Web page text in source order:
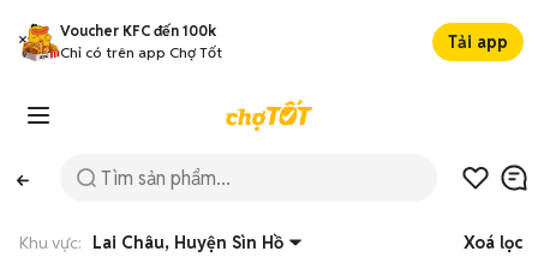
Voucher KFC đến 100k
Chỉ có trên app Chợ Tốt
Tải app
Khu vực: Lai Châu, Huyện Sìn Hồ Xoá lọc